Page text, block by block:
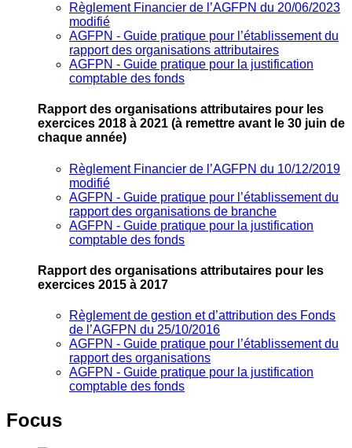
Règlement Financier de l’AGFPN du 20/06/2023
modifié
AGFPN ‐ Guide pratique pour l’établissement du
rapport des organisations attributaires
AGFPN ‐ Guide pratique pour la justification
comptable des fonds
Rapport des organisations attributaires pour les
exercices 2018 à 2021 (à remettre avant le 30 juin de
chaque année)
Règlement Financier de l’AGFPN du 10/12/2019
modifié
AGFPN ‐ Guide pratique pour l’établissement du
rapport des organisations de branche
AGFPN ‐ Guide pratique pour la justification
comptable des fonds
Rapport des organisations attributaires pour les
exercices 2015 à 2017
Règlement de gestion et d’attribution des Fonds
de l’AGFPN du 25/10/2016
AGFPN ‐ Guide pratique pour l’établissement du
rapport des organisations
AGFPN ‐ Guide pratique pour la justification
comptable des fonds
Focus